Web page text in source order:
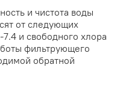
и чистота воды
от следующих
и свободного хлора
фильтрующего
обратной